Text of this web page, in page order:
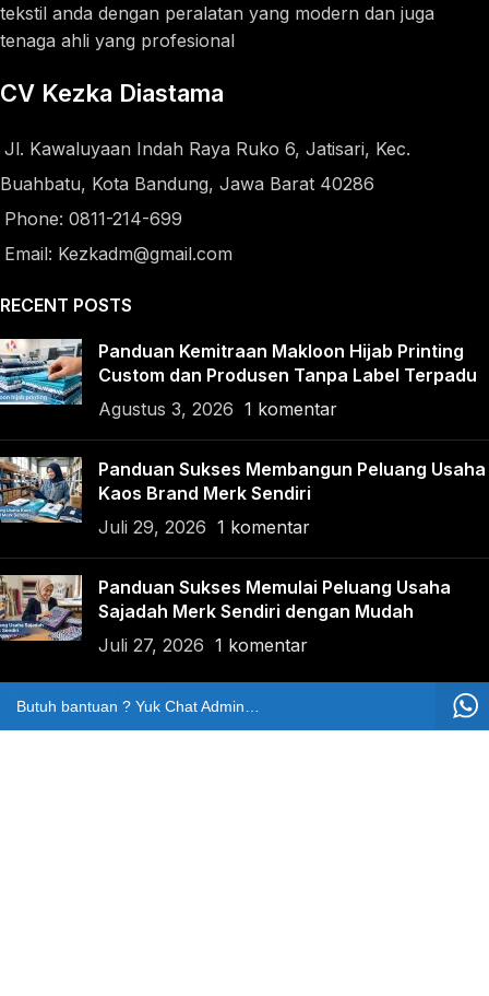
tekstil anda dengan peralatan yang modern dan juga
tenaga ahli yang profesional
CV Kezka Diastama
Jl. Kawaluyaan Indah Raya Ruko 6, Jatisari, Kec.
Buahbatu, Kota Bandung, Jawa Barat 40286
Phone: 0811-214-699
Email: Kezkadm@gmail.com
RECENT POSTS
Panduan Kemitraan Makloon Hijab Printing
Custom dan Produsen Tanpa Label Terpadu
Agustus 3, 2026 1 komentar
Panduan Sukses Membangun Peluang Usaha
Kaos Brand Merk Sendiri
Juli 29, 2026 1 komentar
Panduan Sukses Memulai Peluang Usaha
Sajadah Merk Sendiri dengan Mudah
Juli 27, 2026 1 komentar